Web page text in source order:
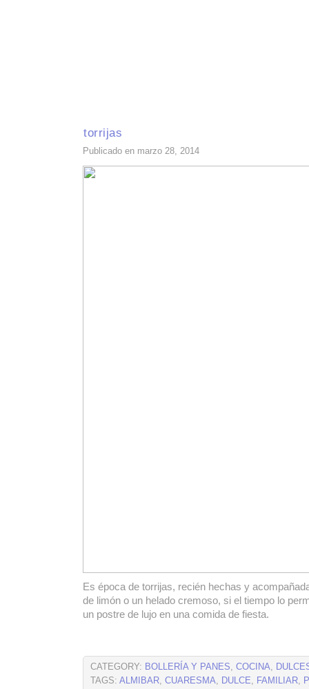
torrijas
Publicado en marzo 28, 2014
Es época de torrijas, recién hechas y
de limón o un helado cremoso, si el tiempo lo
un postre de lujo en una comida de fiesta.
CATEGORY: BOLLERÍA Y PANES, COCINA,
TAGS: ALMIBAR, CUARESMA, DULCE, FAMILIAR,